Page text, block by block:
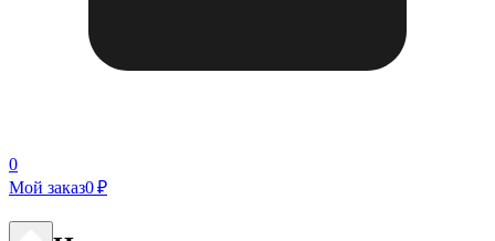
0
Мой заказ0 ₽